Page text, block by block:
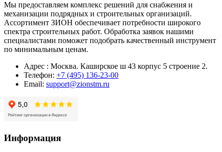
Мы предоставляем комплекс решений для снабжения и
механизации подрядных и строительных организаций.
Ассортимент ЗИОН обеспечивает потребности широкого
спектра строительных работ. Обработка заявок нашими
специалистами поможет подобрать качественный инструмент
по минимальным ценам.
Адрес : Москва. Каширское ш 43 корпус 5 строение 2.
Телефон: +7 (495) 136-23-00
Email: support@zionstm.ru
Информация